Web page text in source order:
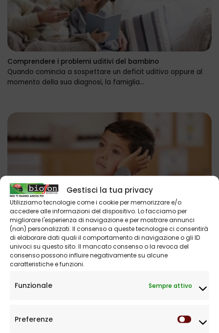
Gestisci la tua privacy
Utilizziamo tecnologie come i cookie per memorizzare e/o
accedere alle informazioni del dispositivo. Lo facciamo per
migliorare l'esperienza di navigazione e per mostrare annunci
(non) personalizzati. Il consenso a queste tecnologie ci consentirà
di elaborare dati quali il comportamento di navigazione o gli ID
univoci su questo sito. Il mancato consenso o la revoca del
consenso possono influire negativamente su alcune
caratteristiche e funzioni.
Funzionale Sempre attivo
Preferenze
Comprendere i problemi uditivi del bambino
Quando comincia a sospettare un deficit uditivo oppure al
momento della sua diagnosi, la famiglia...
L’udito per il bambino
Gli esseri umani sono dotati di cinque sensi, attraverso i quali
entrano in contatto con...